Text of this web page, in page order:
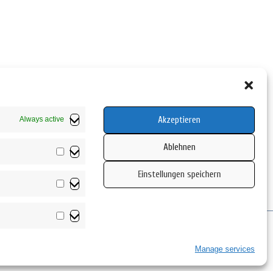
Always active
Vorlieben
Statistiken
Marketing
Manage services
Akzeptieren
Ablehnen
Einstellungen speichern